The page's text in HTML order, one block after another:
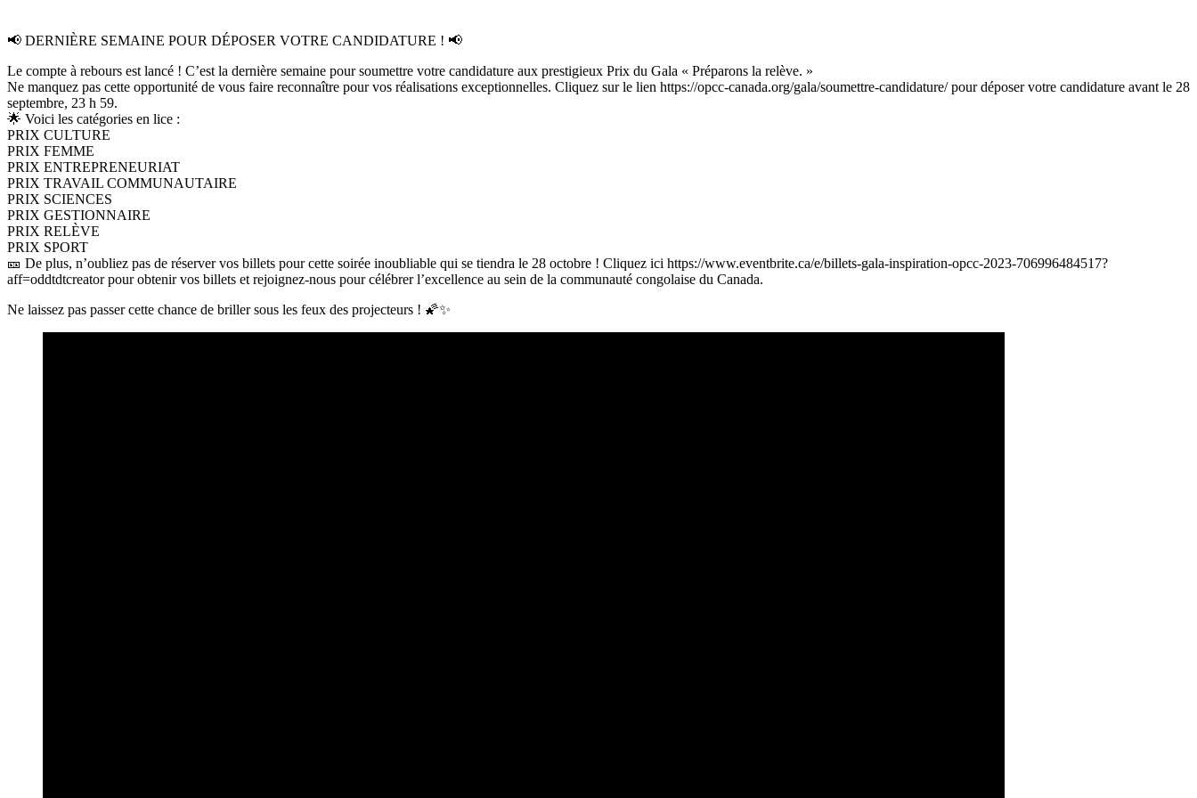
📢 DERNIÈRE SEMAINE POUR DÉPOSER VOTRE CANDIDATURE ! 📢
Le compte à rebours est lancé ! C’est la dernière semaine pour soumettre votre candidature aux prestigieux Prix du Gala « Préparons la relève. »
Ne manquez pas cette opportunité de vous faire reconnaître pour vos réalisations exceptionnelles. Cliquez sur le lien https://opcc-canada.org/gala/soumettre-candidature/ pour déposer votre candidature avant le 28
septembre, 23 h 59.
🌟 Voici les catégories en lice :
PRIX CULTURE
PRIX FEMME
PRIX ENTREPRENEURIAT
PRIX TRAVAIL COMMUNAUTAIRE
PRIX SCIENCES
PRIX GESTIONNAIRE
PRIX RELÈVE
PRIX SPORT
🎫 De plus, n’oubliez pas de réserver vos billets pour cette soirée inoubliable qui se tiendra le 28 octobre ! Cliquez ici https://www.eventbrite.ca/e/billets-gala-inspiration-opcc-2023-706996484517?
aff=oddtdtcreator pour obtenir vos billets et rejoignez-nous pour célébrer l’excellence au sein de la communauté congolaise du Canada.
Ne laissez pas passer cette chance de briller sous les feux des projecteurs ! 🌠✨